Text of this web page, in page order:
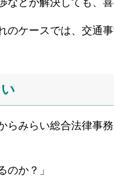
などが解決しても、喜
のケースでは、交通
らみらい総合法律事
のか？」